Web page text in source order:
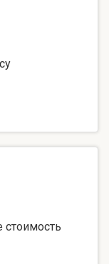
стоимость